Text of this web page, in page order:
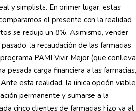
y simplista. En primer lugar, estas
el presente con la realidad
se redujo un 8%. Asimismo, vender
la recaudación de las farmacias
PAMI Vivir Mejor (que conlleva
carga financiera a las farmacias,
esta realidad, la única opción viable
permanente y sumarse a la
cinco clientes de farmacias hizo ya al